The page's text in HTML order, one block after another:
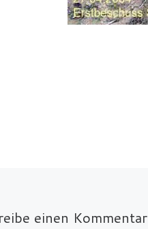
einen Kommentar